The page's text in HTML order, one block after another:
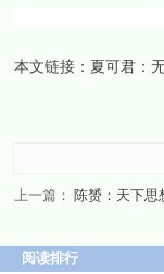
本文链接： 夏可君：
上一篇： 陈赟：天下思
阅读排行